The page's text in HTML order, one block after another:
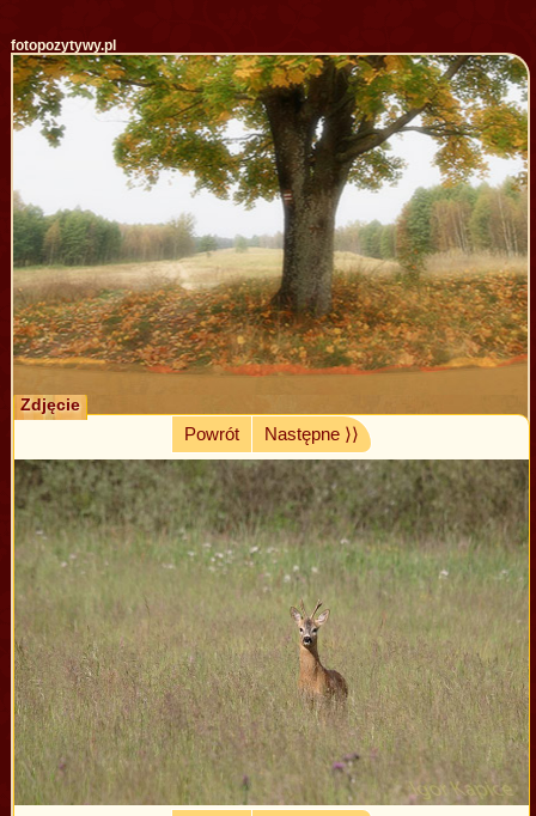
fotopozytywy.pl
Zdjęcie
Powrót
Następne ⟩⟩